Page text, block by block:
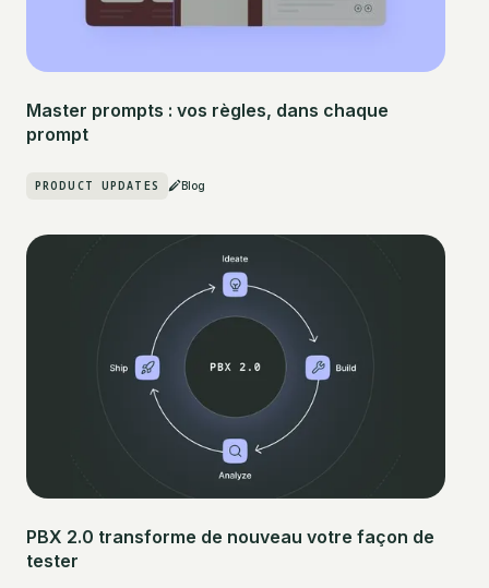
Master prompts : vos règles, dans chaque
prompt
PRODUCT UPDATES Blog
PBX 2.0 transforme de nouveau votre façon de
tester